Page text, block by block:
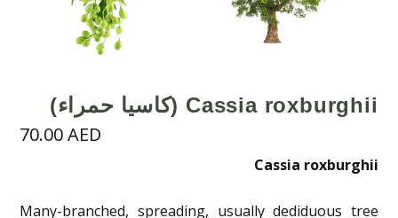
Cassia roxburghii (كاسيا حمراء)
70.00AED
Cassia roxburghii
Many-branched, spreading, usually dediduous tree